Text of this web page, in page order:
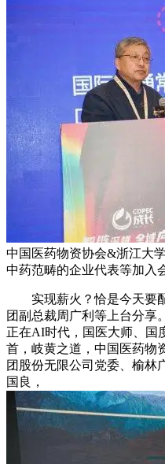
中国医药物资协会&浙江大
中药范畴的企业代表等加入
实现薪火？恰是今天要配
团副总裁周广利等上台分享
正在AI时代，国医大师、国
首，岐黄之道，中国医药物
团股份无限公司党委、榆林
国良，